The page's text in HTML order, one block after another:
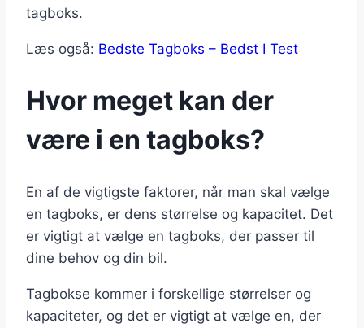
tagboks.
Læs også: Bedste Tagboks – Bedst I Test
Hvor meget kan der
være i en tagboks?
En af de vigtigste faktorer, når man skal vælge
en tagboks, er dens størrelse og kapacitet. Det
er vigtigt at vælge en tagboks, der passer til
dine behov og din bil.
Tagbokse kommer i forskellige størrelser og
kapaciteter, og det er vigtigt at vælge en, der